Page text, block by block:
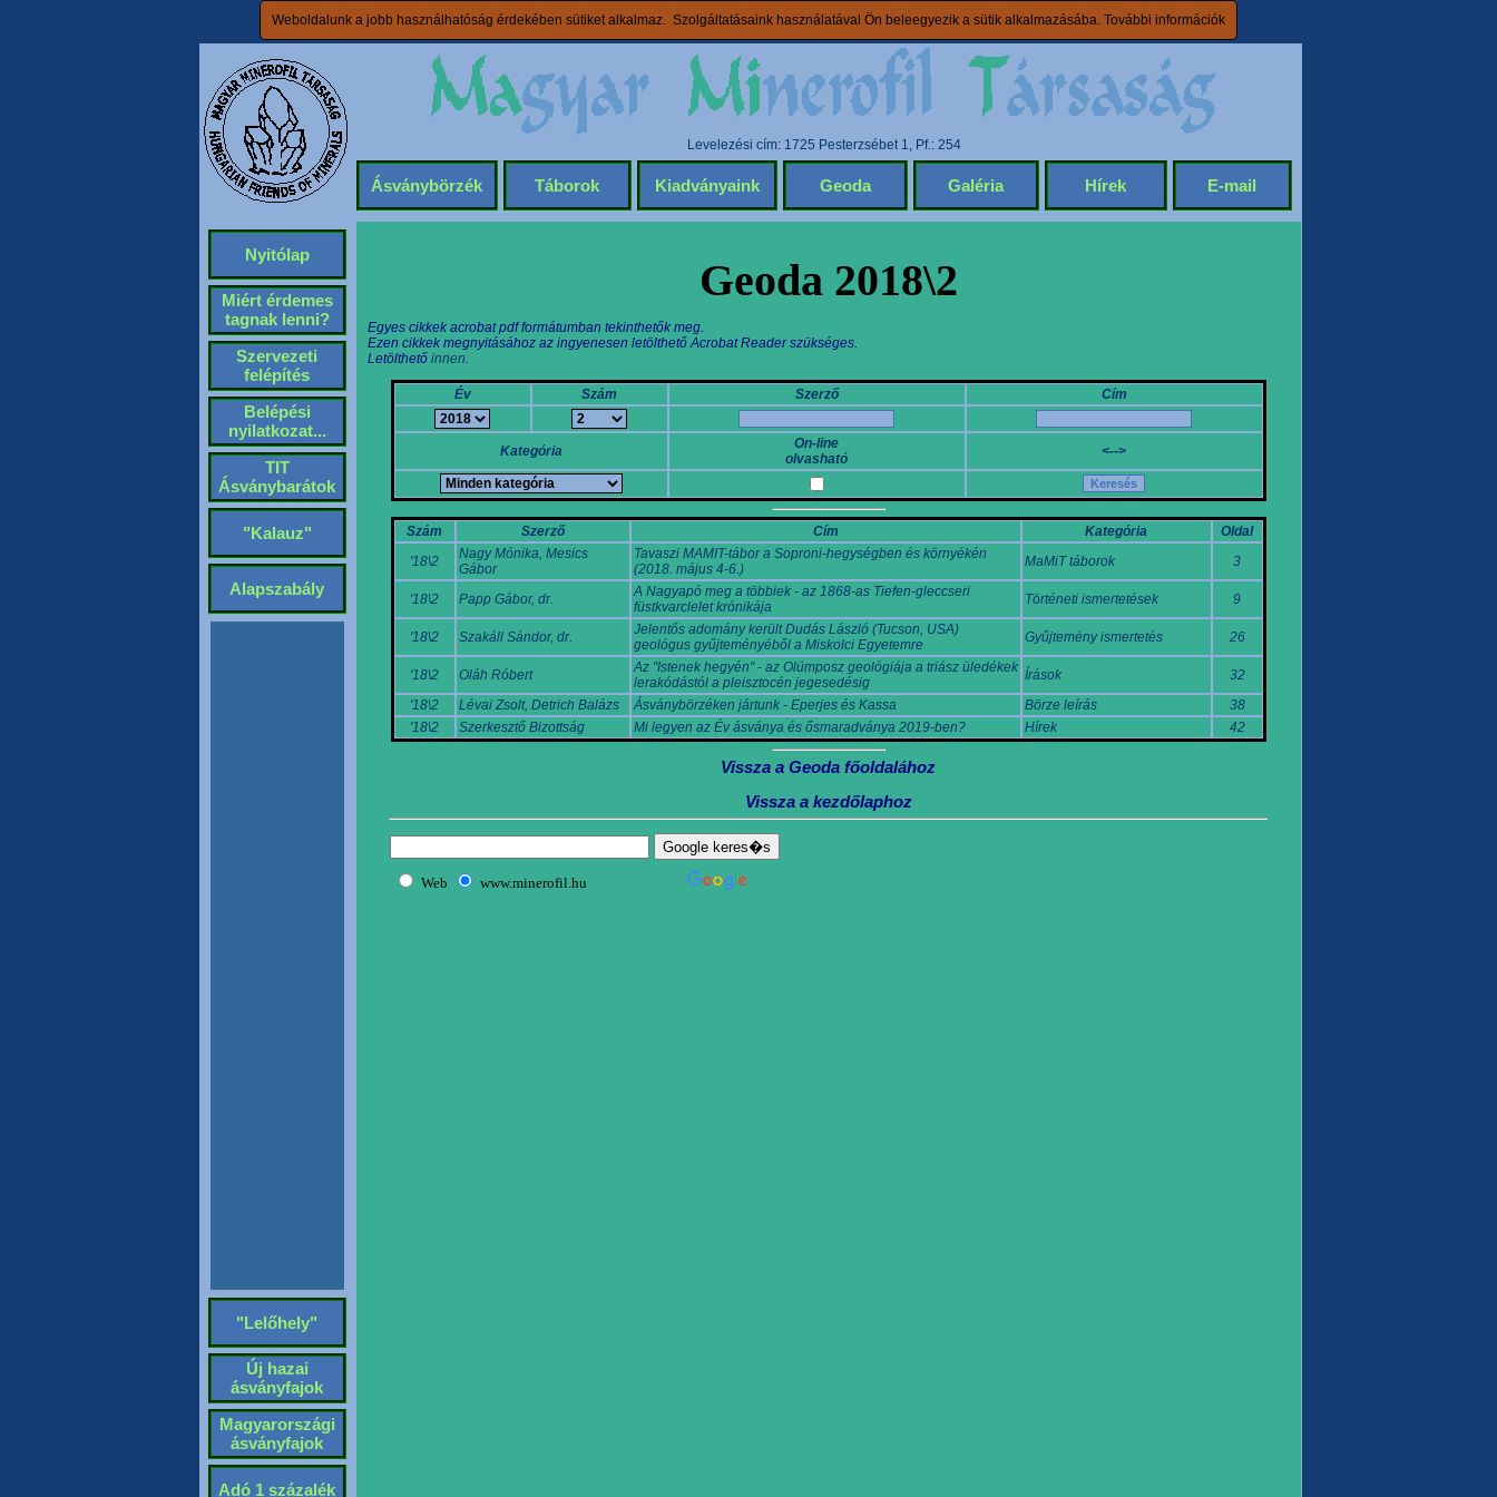
Weboldalunk a jobb használhatóság érdekében sütiket alkalmaz. Szolgáltatásaink használatával Ön beleegyezik a sütik alkalmazásába. További információk
Levelezési cím: 1725 Pesterzsébet 1, Pf.: 254
Ásványbörzék Táborok Kiadványaink Geoda Galéria Hírek E-mail
Nyitólap
Miért érdemes
tagnak lenni?
Szervezeti
felépítés
Belépési
nyilatkozat...
TIT
Ásványbarátok
"Kalauz"
Alapszabály
"Lelőhely"
Új hazai
ásványfajok
Magyarországi
ásványfajok
Adó 1 százalék
Geoda 2018\2
Egyes cikkek acrobat pdf formátumban tekinthetők meg.
Ezen cikkek megnyitásához az ingyenesen letölthető Acrobat Reader szükséges.
Letölthető innen.
Év Szám Szerző Cím
Kategória
On-line
olvasható
<-->
Szám Szerző Cím Kategória
Oldal
'18\2
Nagy Mónika, Mesics
Gábor
Tavaszi MAMIT-tábor a Soproni-hegységben és környékén
(2018. május 4-6.)
MaMiT táborok 3
'18\2 Papp Gábor, dr.
A Nagyapó meg a többiek - az 1868-as Tiefen-gleccseri
füstkvarclelet krónikája
Történeti ismertetések 9
'18\2 Szakáll Sándor, dr.
Jelentős adomány került Dudás László (Tucson, USA)
geológus gyűjteményéből a Miskolci Egyetemre
Gyűjtemény ismertetés 26
'18\2 Oláh Róbert
Az "Istenek hegyén" - az Olümposz geológiája a triász üledékek
lerakódástól a pleisztocén jegesedésig
Írások
32
'18\2
Lévai Zsolt, Detrich Balázs Ásványbörzéken jártunk - Eperjes és Kassa Börze leírás
38
'18\2
Szerkesztő Bizottság Mi legyen az Év ásványa és ősmaradványa 2019-ben? Hírek 42
Vissza a Geoda főoldalához
Vissza a kezdőlaphoz